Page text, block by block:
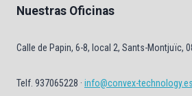
Nuestras Oficinas
Calle de Papin, 6-8, local 2, Sants-Montjuïc,
Telf. 937065228 · info@convex-technology.es